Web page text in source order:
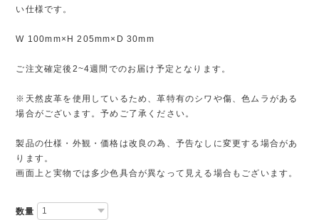
い仕様です。
W 100mm×H 205mm×D 30mm
ご注文確定後2~4週間でのお届け予定となります。
※天然皮革を使用しているため、革特有のシワや傷、色ムラがある
場合がございます。予めご了承ください。
製品の仕様・外観・価格は改良の為、予告なしに変更する場合があ
ります。
画面上と実物では多少色具合が異なって見える場合もございます。
数量